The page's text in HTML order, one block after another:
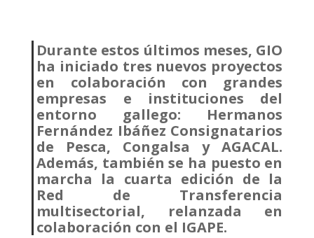
Durante estos últimos meses, GIO
ha iniciado tres nuevos proyectos
en colaboración con grandes
empresas e instituciones del
entorno gallego: Hermanos
Fernández Ibáñez Consignatarios
de Pesca, Congalsa y AGACAL.
Además, también se ha puesto en
marcha la cuarta edición de la
Red de Transferencia
multisectorial, relanzada en
colaboración con el IGAPE.